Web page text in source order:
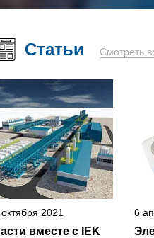
Статьи Смотреть
2021
вместе с IEK
6